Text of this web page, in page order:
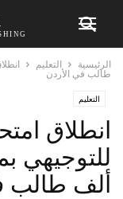
الرئيسية التعليم
طالب في الأردن
التعليم
انطلاق
ألف طالب